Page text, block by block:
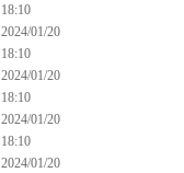
18:10
2024/01/20
18:10
2024/01/20
18:10
2024/01/20
18:10
2024/01/20